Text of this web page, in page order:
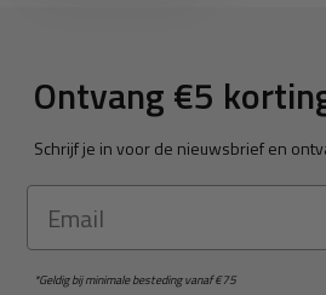
Ontvang €5
Schrijf je in voor de nieuwsbrief en
Email
*Geldig bij minimale besteding vanaf €75